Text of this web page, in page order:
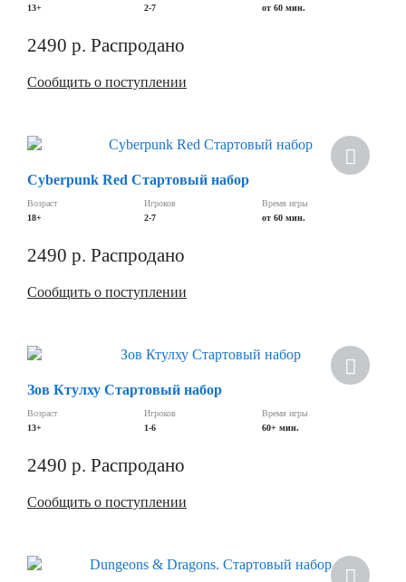
13+
2-7
от 60 мин.
2490 р. Распродано
Сообщить о поступлении
Cyberpunk Red Стартовый набор
Возраст
18+
Игроков
2-7
Время игры
от 60 мин.
2490 р. Распродано
Сообщить о поступлении
Зов Ктулху Стартовый набор
Возраст
13+
Игроков
1-6
Время игры
60+ мин.
2490 р. Распродано
Сообщить о поступлении